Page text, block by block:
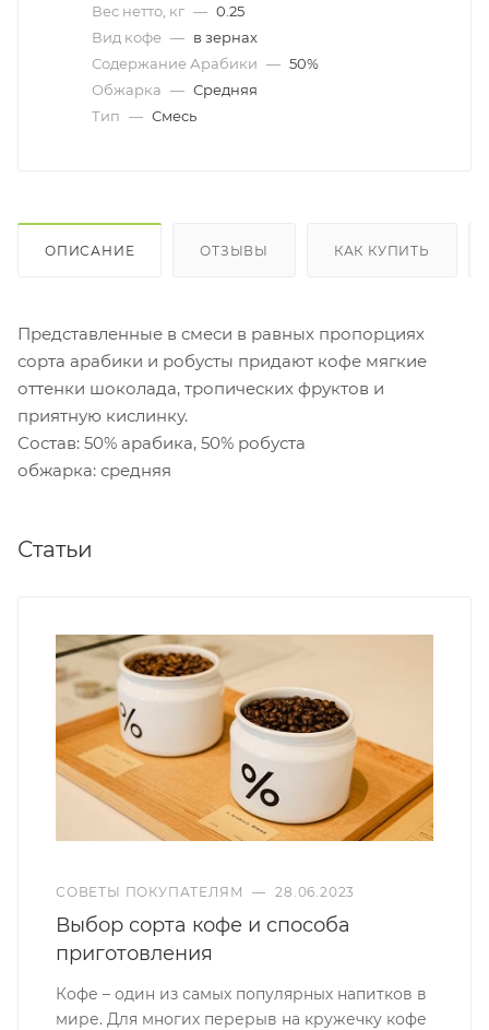
Вес нетто, кг — 0.25
Вид кофе — в зернах
Содержание Арабики — 50%
Обжарка — Средняя
Тип — Смесь
ОПИСАНИЕ ОТЗЫВЫ КАК КУПИТЬ
Представленные в смеси в равных пропорциях
сорта арабики и робусты придают кофе мягкие
оттенки шоколада, тропических фруктов и
приятную кислинку.
Состав: 50% арабика, 50% робуста
обжарка: средняя
Статьи
СОВЕТЫ ПОКУПАТЕЛЯМ — 28.06.2023
Выбор сорта кофе и способа
приготовления
Кофе – один из самых популярных напитков в
мире. Для многих перерыв на кружечку кофе